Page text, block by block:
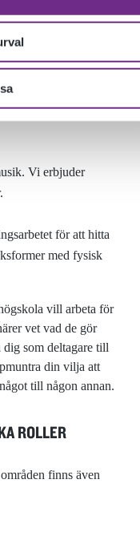
tekniker och
att gestalta och
(contemporary),
Vi erbjuder
för att hitta
med fysisk
vill arbeta för
vet vad de gör
som deltagare till
din vilja att
till någon annan.
ROLLER
finns även